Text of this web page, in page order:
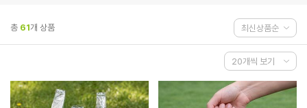
총 61개 상품